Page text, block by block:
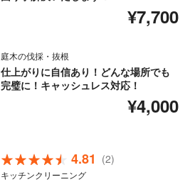
¥7,700
庭木の伐採・抜根
仕上がりに自信あり！どんな場所でも
完璧に！キャッシュレス対応！
¥4,000
4.81 (2)
キッチンクリーニング